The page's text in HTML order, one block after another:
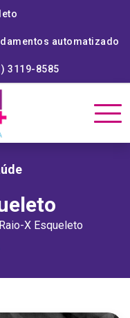
automatizado
3119-8585
Raio-X Esqueleto